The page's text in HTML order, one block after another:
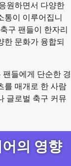
원하면서 다양한
통이 이루어집니
구 팬들이 한자리
한 문화가 융합되
들에게 단순한 경
를 매개로 한 사람
글로벌 축구 커뮤
의 영향